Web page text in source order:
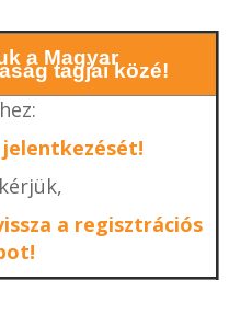
a Magyar
tagjai közé!
a regisztrációs